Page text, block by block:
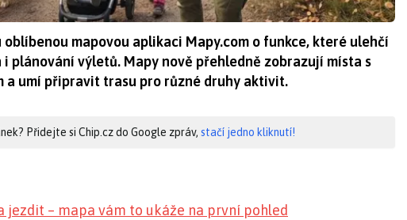
oblíbenou mapovou aplikaci Mapy.com o funkce, které ulehčí
plánování výletů. Mapy nově přehledně zobrazují místa s
a umí připravit trasu pro různé druhy aktivit.
Přidejte si Chip.cz do Google zpráv, stačí jedno kliknutí!
jezdit – mapa vám to ukáže na první pohled